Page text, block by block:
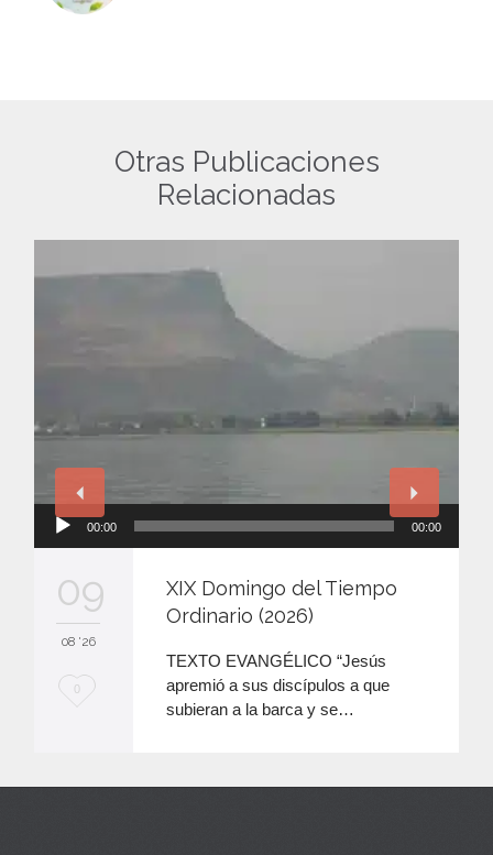
Otras Publicaciones
Relacionadas
00:00 00:00
09
08 '26
M0
XIX Domingo del Tiempo
Ordinario (2026)
TEXTO EVANGÉLICO “Jesús
apremió a sus discípulos a que
subieran a la barca y se…